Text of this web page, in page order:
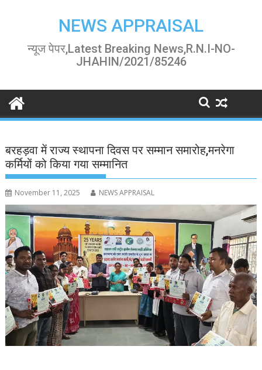
NEWS APPRAISAL
न्यूज पेपर,Latest Breaking News,R.N.I-NO-
JHAHIN/2021/85246
बरहड़वा में राज्य स्थापना दिवस पर सम्मान समारोह,मनरेगा
कर्मियों को किया गया सम्मानित
November 11, 2025 NEWS APPRAISAL